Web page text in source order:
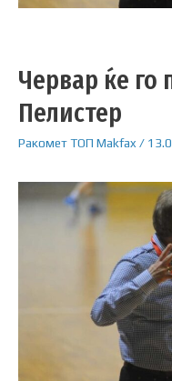
Червар ќе
Пелистер
РакометТОП Makfax/